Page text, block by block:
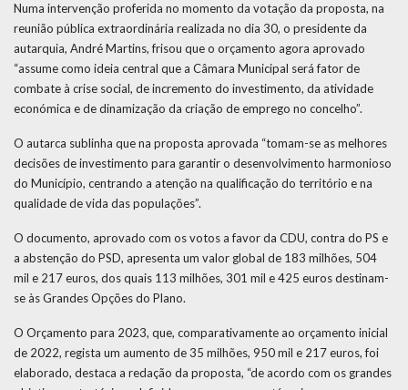
Numa intervenção proferida no momento da votação da proposta, na
reunião pública extraordinária realizada no dia 30, o presidente da
autarquia, André Martins, frisou que o orçamento agora aprovado
“assume como ideia central que a Câmara Municipal será fator de
combate à crise social, de incremento do investimento, da atividade
económica e de dinamização da criação de emprego no concelho”.
O autarca sublinha que na proposta aprovada “tomam-se as melhores
decisões de investimento para garantir o desenvolvimento harmonioso
do Município, centrando a atenção na qualificação do território e na
qualidade de vida das populações”.
O documento, aprovado com os votos a favor da CDU, contra do PS e
a abstenção do PSD, apresenta um valor global de 183 milhões, 504
mil e 217 euros, dos quais 113 milhões, 301 mil e 425 euros destinam-
se às Grandes Opções do Plano.
O Orçamento para 2023, que, comparativamente ao orçamento inicial
de 2022, regista um aumento de 35 milhões, 950 mil e 217 euros, foi
elaborado, destaca a redação da proposta, “de acordo com os grandes